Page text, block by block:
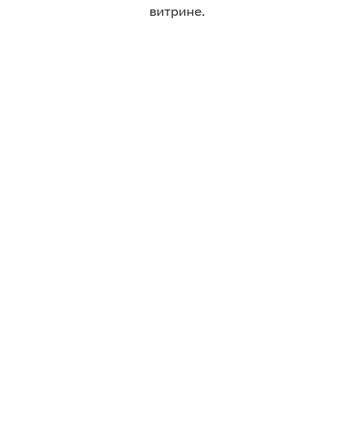
витрине.